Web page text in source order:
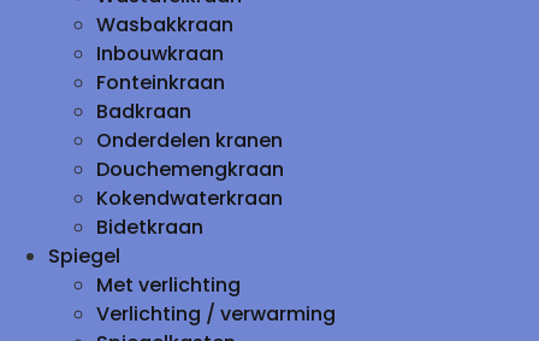
Wasbakkraan
Inbouwkraan
Fonteinkraan
Badkraan
Onderdelen kranen
Douchemengkraan
Kokendwaterkraan
Bidetkraan
Spiegel
Met verlichting
Verlichting / verwarming